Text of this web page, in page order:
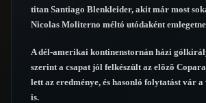
titan Santiago Blenkleider, akit már most
Nicolas Moliterno méltó utódaként
A dél-amerikai kontinenstornán házi
szerint a csapat jól felkészült az elõzõ
lett az eredménye, és hasonló folytatást vár
is.